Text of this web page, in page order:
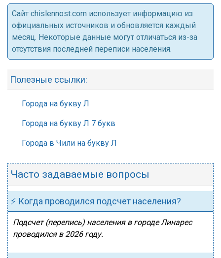
Cайт chislennost.com использует информацию из
официальных источников и обновляется каждый
месяц. Некоторые данные могут отличаться из-за
отсутствия последней переписи населения.
Полезные ссылки:
Города на букву Л
Города на букву Л 7 букв
Города в Чили на букву Л
Часто задаваемые вопросы
⚡ Когда проводился подсчет населения?
Подсчет (перепись) населения в городе Линарес
проводился в 2026 году.